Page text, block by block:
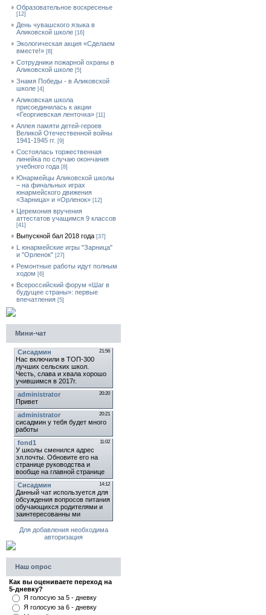
Образовательное воскресенье
[12]
День чувашского языка в
Аликовской школе [16]
Экологическая акция «Сделаем
вместе!» [8]
Сотрудники пожарной охраны в
Аликовской школе [5]
Знамя Победы - в Аликовской
школе [4]
Аликовская школа
присоединилась к акции
«Георгиевская ленточка» [11]
Аллея памяти детей-героев
Великой Отечественной войны
1941-1945 гг. [9]
Cостоялась торжественная
линейка по случаю окончания
учебного года [8]
Юнармейцы Аликовской школы
– на финальных играх
юнармейского движения
«Зарница» и «Орленок» [12]
Церемония вручения
аттестатов учащимся 9 классов
[41]
Выпускной бал 2018 года [37]
L юнармейские игры "Зарница"
и "Орленок" [27]
Ремонтные работы идут полным
ходом [6]
Всероссийский форум «Шаг в
будущее страны»: первые
впечатления [5]
Мини-чат
Для добавления необходима
авторизация
Наш опрос
Как вы оцениваете переход на
5-дневку?
Я голосую за 5 - дневку
Я голосую за 6 - дневку